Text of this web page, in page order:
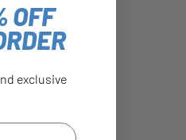
OFF
exclusive